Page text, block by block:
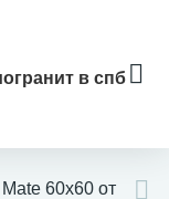
в спб
60x60 от